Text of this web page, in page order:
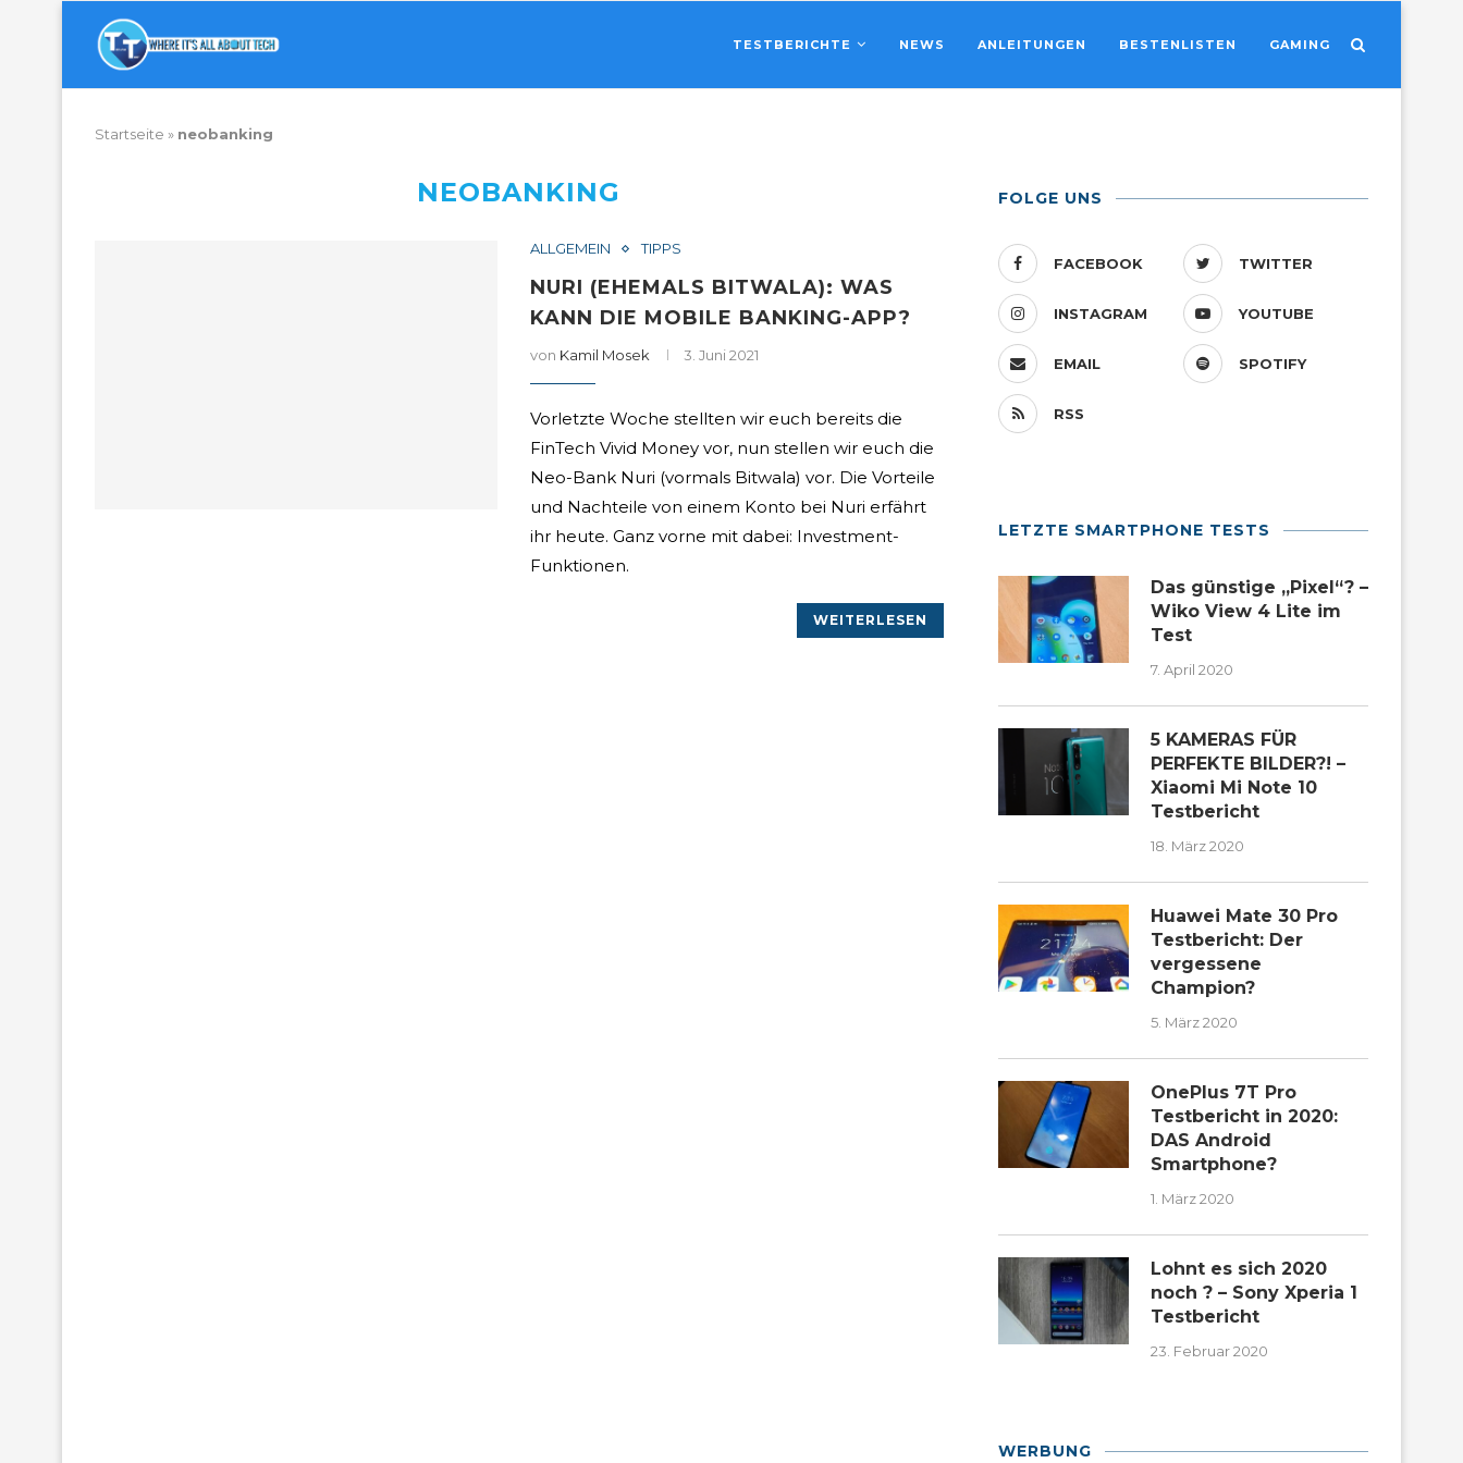
TESTBERICHTE NEWS ANLEITUNGEN BESTENLISTEN GAMING
Startseite » neobanking
NEOBANKING
ALLGEMEIN TIPPS
NURI (EHEMALS BITWALA): WAS
KANN DIE MOBILE BANKING-APP?
von Kamil Mosek 3. Juni 2021
Vorletzte Woche stellten wir euch bereits die
FinTech Vivid Money vor, nun stellen wir euch die
Neo-Bank Nuri (vormals Bitwala) vor. Die Vorteile
und Nachteile von einem Konto bei Nuri erfährt
ihr heute. Ganz vorne mit dabei: Investment-
Funktionen.
WEITERLESEN
FOLGE UNS
FACEBOOK TWITTER
INSTAGRAM YOUTUBE
EMAIL SPOTIFY
RSS
LETZTE SMARTPHONE TESTS
Das günstige „Pixel“? –
Wiko View 4 Lite im
Test
7. April 2020
5 KAMERAS FÜR
PERFEKTE BILDER?! –
Xiaomi Mi Note 10
Testbericht
18. März 2020
Huawei Mate 30 Pro
Testbericht: Der
vergessene
Champion?
5. März 2020
OnePlus 7T Pro
Testbericht in 2020:
DAS Android
Smartphone?
1. März 2020
Lohnt es sich 2020
noch ? – Sony Xperia 1
Testbericht
23. Februar 2020
WERBUNG